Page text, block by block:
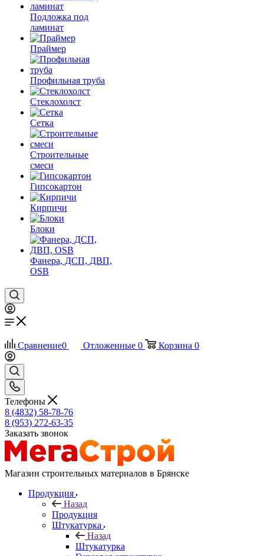
Подложка под
ламинат
Праймер
Профильная труба
Стеклохолст
Сетка
Строительные
смеси
Гипсокартон
Кирпичи
Блоки
Фанера, ДСП, ДВП,
OSB
Сравнение0 Отложенные 0 Корзина 0
Телефоны
8 (4832) 58-78-76
8 (953) 272-63-35
Заказать звонок
Магазин строительных материалов в Брянске
Продукция
Назад
Продукция
Штукатурка
Назад
Штукатурка